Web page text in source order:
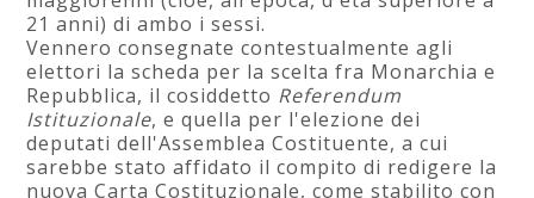
21 anni) di ambo i sessi.
Vennero consegnate contestualmente agli
elettori la scheda per la scelta fra Monarchia e
Repubblica, il cosiddetto Referendum
Istituzionale, e quella per l'elezione dei
deputati dell'Assemblea Costituente, a cui
sarebbe stato affidato il compito di redigere la
nuova Carta Costituzionale, come stabilito con